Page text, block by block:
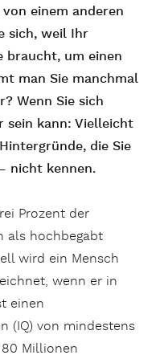
einem anderen
sich, weil Ihr
braucht, um einen
man Sie manchmal
Wenn Sie sich
sein kann: Vielleicht
die Sie
nicht kennen.
Prozent der
als hochbegabt
wird ein Mensch
wenn er in
einen
(IQ) von mindestens
Millionen